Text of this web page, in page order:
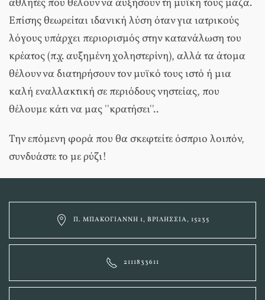
αθλητές που θέλουν να αυξήσουν τη μυϊκή τους μάζα.
Επίσης θεωρείται ιδανική λύση όταν για ιατρικούς
λόγους υπάρχει περιορισμός στην κατανάλωση του
κρέατος (π.χ. αυξημένη χοληστερίνη), αλλά τα άτομα
θέλουν να διατηρήσουν τον μυϊκό τους ιστό ή μια
καλή εναλλακτική σε περιόδους νηστείας, που
θέλουμε κάτι να μας ''κρατήσει''..
Την επόμενη φορά που θα σκεφτείτε όσπριο λοιπόν,
συνδυάστε το με ρύζι!
Π. ΜΠΑΚΟΓΙΆΝΝΗ 1, ΒΡΙΛΉΣΣΙΑ, 15235
2111833611